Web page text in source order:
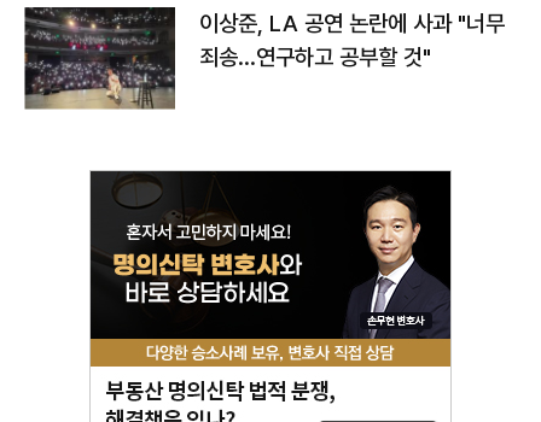
이상준, LA 공연 논란에 사과 "너무
죄송…연구하고 공부할 것"